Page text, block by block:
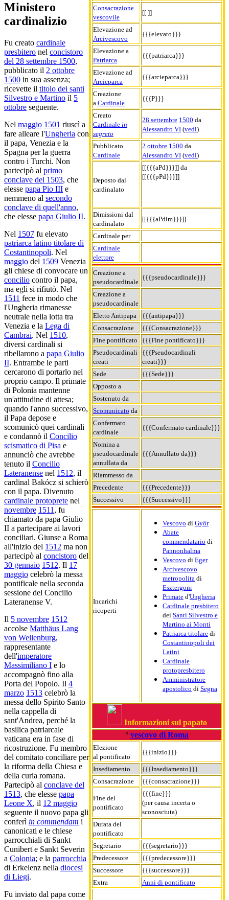
Consacrazione
vescovile
[[ ]]
Elevazione ad
Arcivescovo
{{{elevato}}}
Elevazione a
Patriarca
{{{patriarca}}}
Elevazione ad
Arcieparca
{{{arcieparca}}}
Creazione
a Cardinale
{{{P}}}
Creato
Cardinale in
segreto
28 settembre 1500 da
Alessandro VI (vedi)
Pubblicato
Cardinale
2 ottobre 1500 da
Alessandro VI (vedi)
Deposto dal
cardinalato
[[{{{aPd}}}]] da
[[{{{pPd}}}]]
Dimissioni dal
cardinalato
[[{{{aPdim}}}]]
Cardinale per
Cardinale
elettore
Creazione a
pseudocardinale
{{{pseudocardinale}}}
Creazione a
pseudocardinale
Eletto Antipapa
{{{antipapa}}}
Consacrazione
{{{Consacrazione}}}
Fine pontificato
{{{Fine pontificato}}}
Pseudocardinali
creati
{{{Pseudocardinali
creati}}}
Sede
{{{Sede}}}
Opposto a
Sostenuto da
Scomunicato da
Confermato
cardinale
{{{Confermato cardinale}}}
Nomina a
pseudocardinale
annullata da
{{{Annullato da}}}
Riammesso da
Precedente
{{{Precedente}}}
Successivo
{{{Successivo}}}
Incarichi
ricoperti
Vescovo di Győr
Abate
commendatario di
Pannonhalma
Vescovo di Eger
Arcivescovo
metropolita di
Esztergom
Primate d'Ungheria
Cardinale presbitero
dei Santi Silvestro e
Martino ai Monti
Patriarca titolare di
Costantinopoli dei
Latini
Cardinale
protopresbitero
Amministratore
apostolico di Segna
Informazioni sul papato
° vescovo di Roma
Elezione
al pontificato
{{{inizio}}}
Insediamento
{{{Insediamento}}}
Consacrazione
{{{consacrazione}}}
Fine del
pontificato
{{{fine}}}
(per causa incerta o
sconosciuta)
Durata del
pontificato
Segretario
{{{segretario}}}
Predecessore
{{{predecessore}}}
Successore
{{{successore}}}
Extra
Anni di pontificato
Ministero
cardinalizio
Fu creato cardinale
presbitero nel concistoro
del 28 settembre 1500,
pubblicato il 2 ottobre
1500 in sua assenza;
ricevette il titolo dei santi
Silvestro e Martino il 5
ottobre seguente.
Nel maggio 1501 riuscì a
fare alleare l'Ungheria con
il papa, Venezia e la
Spagna per la guerra
contro i Turchi. Non
partecipò al primo
conclave del 1503, che
elesse papa Pio III e
nemmeno al secondo
conclave di quell'anno,
che elesse papa Giulio II.
Nel 1507 fu elevato
patriarca latino titolare di
Costantinopoli. Nel
maggio del 1509 Venezia
gli chiese di convocare un
concilio contro il papa,
ma egli si rifiutò. Nel
1511 fece in modo che
l'Ungheria rimanesse
neutrale nella lotta tra
Venezia e la Lega di
Cambrai. Nel 1510,
diversi cardinali si
ribellarono a papa Giulio
II. Entrambe le parti
cercarono di portarlo nel
proprio campo. Il primate
di Polonia mantenne
un'attitudine di attesa;
quando l'anno successivo,
il Papa depose e
scomunicò quei cardinali
e condannò il Concilio
scismatico di Pisa e
annunciò che avrebbe
tenuto il Concilio
Lateranense nel 1512, il
cardinal Bakócz si schierò
con il papa. Divenuto
cardinale protoprete nel
novembre 1511 , fu
chiamato da papa Giulio
II a partecipare ai lavori
conciliari. Giunse a Roma
all'inizio del 1512 ma non
partecipò al concistoro del
30 gennaio 1512. Il 17
maggio celebrò la messa
pontificale nella seconda
sessione del Concilio
Lateranense V.
Il 5 novembre 1512
accolse Matthäus Lang
von Wellenburg,
rappresentante
dell'imperatore
Massimiliano I e lo
accompagnò fino alla
Porta del Popolo. Il 4
marzo 1513 celebrò la
messa dello Spirito Santo
nella cappella di
sant'Andrea, perché la
basilica patriarcale
vaticana era in fase di
ricostruzione. Fu membro
del comitato conciliare per
la riforma della Chiesa e
della curia romana.
Partecipò al conclave del
1513, che elesse papa
Leone X, il 12 maggio
seguente il nuovo papa gli
conferì in commendam i
canonicati e le chiese
parrocchiali di Sankt
Cunibert e Sankt Severin
a Colonia; e la parrocchia
di Erkelenz nella diocesi
di Liegi.
Fu inviato dal papa come